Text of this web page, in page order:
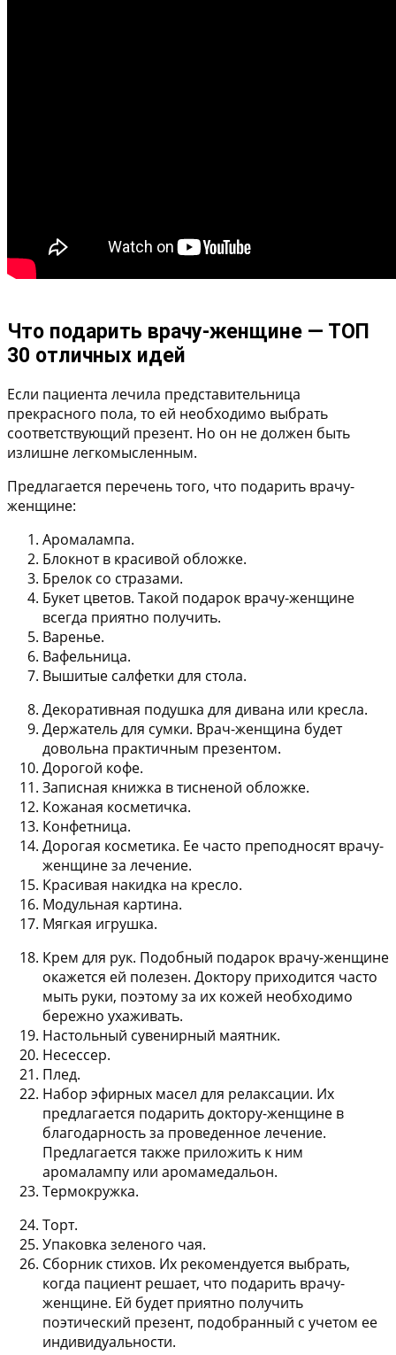
Что подарить врачу-женщине — ТОП
30 отличных идей
Если пациента лечила представительница
прекрасного пола, то ей необходимо выбрать
соответствующий презент. Но он не должен быть
излишне легкомысленным.
Предлагается перечень того, что подарить врачу-
женщине:
Аромалампа.
Блокнот в красивой обложке.
Брелок со стразами.
Букет цветов. Такой подарок врачу-женщине
всегда приятно получить.
Варенье.
Вафельница.
Вышитые салфетки для стола.
Декоративная подушка для дивана или кресла.
Держатель для сумки. Врач-женщина будет
довольна практичным презентом.
Дорогой кофе.
Записная книжка в тисненой обложке.
Кожаная косметичка.
Конфетница.
Дорогая косметика. Ее часто преподносят врачу-
женщине за лечение.
Красивая накидка на кресло.
Модульная картина.
Мягкая игрушка.
Крем для рук. Подобный подарок врачу-женщине
окажется ей полезен. Доктору приходится часто
мыть руки, поэтому за их кожей необходимо
бережно ухаживать.
Настольный сувенирный маятник.
Несессер.
Плед.
Набор эфирных масел для релаксации. Их
предлагается подарить доктору-женщине в
благодарность за проведенное лечение.
Предлагается также приложить к ним
аромалампу или аромамедальон.
Термокружка.
Торт.
Упаковка зеленого чая.
Сборник стихов. Их рекомендуется выбрать,
когда пациент решает, что подарить врачу-
женщине. Ей будет приятно получить
поэтический презент, подобранный с учетом ее
индивидуальности.